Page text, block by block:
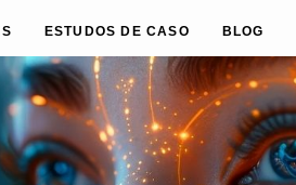
ESTUDOS DE CASO BLOG